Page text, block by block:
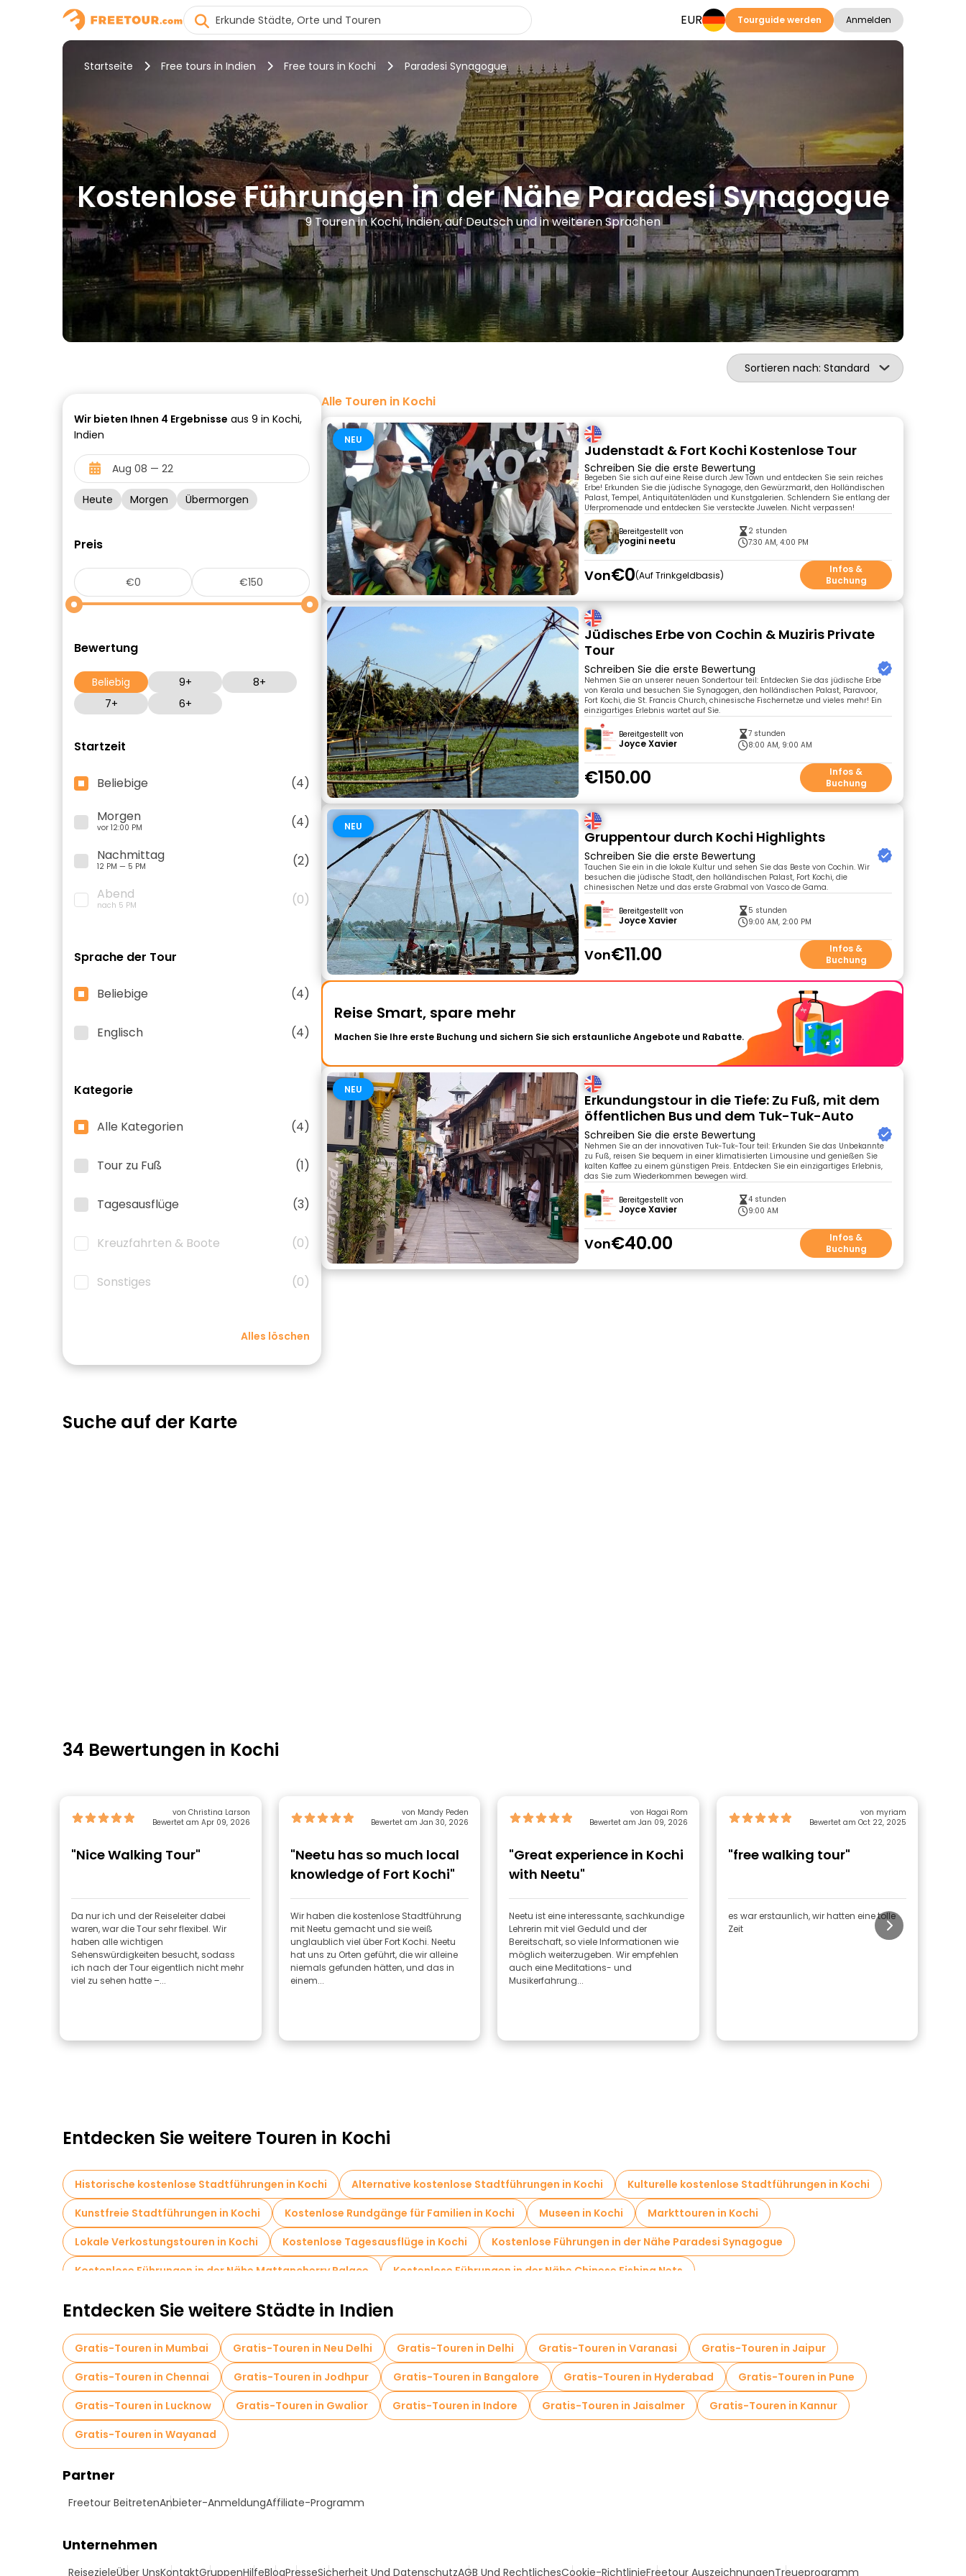
EUR Tourguide werden Anmelden
Startseite Free tours in Indien Free tours in Kochi Paradesi Synagogue
Kostenlose Führungen in der Nähe Paradesi Synagogue
9 Touren in Kochi, Indien, auf Deutsch und in weiteren Sprachen
Sortieren nach: Standard
Wir bieten Ihnen 4 Ergebnisse aus 9 in Kochi,
Indien
Heute Morgen Übermorgen
Preis
Bewertung
Beliebig 9+
8+
7+
6+
Startzeit
Beliebige
(4)
Morgen
vor 12:00 PM
(4)
Nachmittag
12 PM — 5 PM
(2)
Abend
nach 5 PM (0)
Sprache der Tour
Beliebige (4)
Englisch (4)
Kategorie
Alle Kategorien (4)
Tour zu Fuß (1)
Tagesausflüge (3)
Kreuzfahrten & Boote (0)
Sonstiges (0)
Alles löschen
Alle Touren in Kochi
NEU
Judenstadt & Fort Kochi Kostenlose Tour
Schreiben Sie die erste Bewertung
Begeben Sie sich auf eine Reise durch Jew Town und entdecken Sie sein reiches
Erbe! Erkunden Sie die jüdische Synagoge, den Gewürzmarkt, den Holländischen
Palast, Tempel, Antiquitätenläden und Kunstgalerien. Schlendern Sie entlang der
Uferpromenade und entdecken Sie versteckte Juwelen. Nicht verpassen!
Bereitgestellt von
yogini neetu
2 stunden
7:30 AM, 4:00 PM
Von€0 Auf Trinkgeldbasis
Infos &
Buchung
Jüdisches Erbe von Cochin & Muziris Private
Tour
Schreiben Sie die erste Bewertung
Nehmen Sie an unserer neuen Sondertour teil: Entdecken Sie das jüdische Erbe
von Kerala und besuchen Sie Synagogen, den holländischen Palast, Paravoor,
Fort Kochi, die St. Francis Church, chinesische Fischernetze und vieles mehr! Ein
einzigartiges Erlebnis wartet auf Sie.
Bereitgestellt von
Joyce Xavier
7 stunden
8:00 AM, 9:00 AM
€150.00
Infos &
Buchung
NEU
Gruppentour durch Kochi Highlights
Schreiben Sie die erste Bewertung
Tauchen Sie ein in die lokale Kultur und sehen Sie das Beste von Cochin. Wir
besuchen die jüdische Stadt, den holländischen Palast, Fort Kochi, die
chinesischen Netze und das erste Grabmal von Vasco de Gama.
Bereitgestellt von
Joyce Xavier
5 stunden
9:00 AM, 2:00 PM
Von€11.00
Infos &
Buchung
Reise Smart, spare mehr
Machen Sie Ihre erste Buchung und sichern Sie sich erstaunliche Angebote und Rabatte.
NEU
Erkundungstour in die Tiefe: Zu Fuß, mit dem
öffentlichen Bus und dem Tuk-Tuk-Auto
Schreiben Sie die erste Bewertung
Nehmen Sie an der innovativen Tuk-Tuk-Tour teil: Erkunden Sie das Unbekannte
zu Fuß, reisen Sie bequem in einer klimatisierten Limousine und genießen Sie
kalten Kaffee zu einem günstigen Preis. Entdecken Sie ein einzigartiges Erlebnis,
das Sie zum Wiederkommen bewegen wird.
Bereitgestellt von
Joyce Xavier
4 stunden
9:00 AM
Von€40.00
Infos &
Buchung
Suche auf der Karte
34 Bewertungen in Kochi
von Christina Larson
Bewertet am Apr 09, 2026
"Nice Walking Tour"
Da nur ich und der Reiseleiter dabei
waren, war die Tour sehr flexibel. Wir
haben alle wichtigen
Sehenswürdigkeiten besucht, sodass
ich nach der Tour eigentlich nicht mehr
viel zu sehen hatte –...
von Mandy Peden
Bewertet am Jan 30, 2026
"Neetu has so much local
knowledge of Fort Kochi"
Wir haben die kostenlose Stadtführung
mit Neetu gemacht und sie weiß
unglaublich viel über Fort Kochi. Neetu
hat uns zu Orten geführt, die wir alleine
niemals gefunden hätten, und das in
einem...
von Hagai Rom
Bewertet am Jan 09, 2026
"Great experience in Kochi
with Neetu"
Neetu ist eine interessante, sachkundige
Lehrerin mit viel Geduld und der
Bereitschaft, so viele Informationen wie
möglich weiterzugeben. Wir empfehlen
auch eine Meditations- und
Musikerfahrung...
von myriam
Bewertet am Oct 22, 2025
"free walking tour"
es war erstaunlich, wir hatten eine tolle
Zeit
Entdecken Sie weitere Touren in Kochi
Historische kostenlose Stadtführungen in Kochi Alternative kostenlose Stadtführungen in Kochi
Kulturelle kostenlose Stadtführungen in Kochi
Kunstfreie Stadtführungen in Kochi
Kostenlose Rundgänge für Familien in Kochi Museen in Kochi
Markttouren in Kochi
Lokale Verkostungstouren in Kochi
Kostenlose Tagesausflüge in Kochi
Kostenlose Führungen in der Nähe Paradesi Synagogue
Kostenlose Führungen in der Nähe Mattancherry Palace
Kostenlose Führungen in der Nähe Chinese Fishing Nets
Entdecken Sie weitere Städte in Indien
Gratis-Touren in Mumbai Gratis-Touren in Neu Delhi Gratis-Touren in Delhi Gratis-Touren in Varanasi
Gratis-Touren in Jaipur
Gratis-Touren in Chennai
Gratis-Touren in Jodhpur Gratis-Touren in Bangalore Gratis-Touren in Hyderabad
Gratis-Touren in Pune
Gratis-Touren in Lucknow
Gratis-Touren in Gwalior Gratis-Touren in Indore Gratis-Touren in Jaisalmer
Gratis-Touren in Kannur
Gratis-Touren in Wayanad
Partner
Freetour BeitretenAnbieter-AnmeldungAffiliate-Programm
Unternehmen
ReisezieleÜber UnsKontaktGruppenHilfeBlogPresseSicherheit Und DatenschutzAGB Und RechtlichesCookie-RichtlinieFreetour AuszeichnungenTreueprogramm